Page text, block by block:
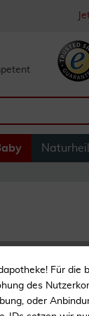
Für
des
oder